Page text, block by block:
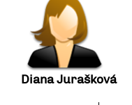
Diana Jurašková